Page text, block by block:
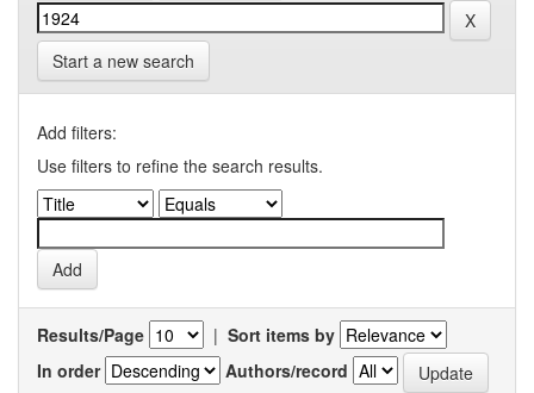
Start a new search
Add filters:
Use filters to refine the search results.
Results/Page | Sort items by
In order
Authors/record